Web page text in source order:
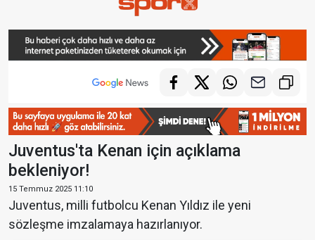
Juventus'ta Kenan için açıklama
bekleniyor!
15 Temmuz 2025 11:10
Juventus, milli futbolcu Kenan Yıldız ile yeni
sözleşme imzalamaya hazırlanıyor.